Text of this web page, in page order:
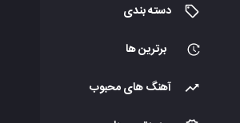
دسته بندی
برترین ها
آهنگ های محبوب